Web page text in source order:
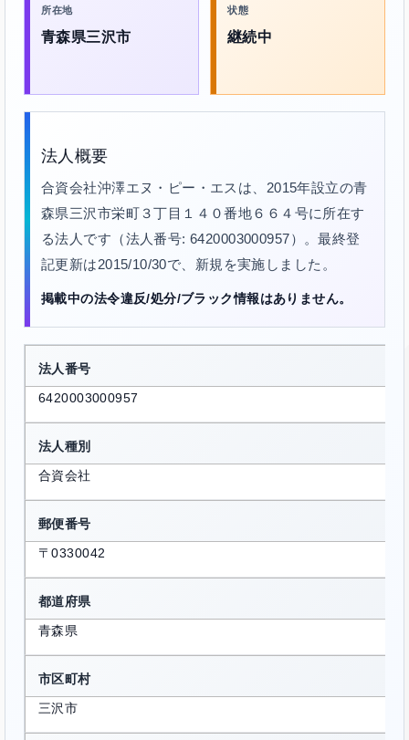
所在地
青森県三沢市
状態
継続中
法人概要
合資会社沖澤エヌ・ピー・エスは、2015年設立の青
森県三沢市栄町３丁目１４０番地６６４号に所在す
る法人です（法人番号: 6420003000957）。最終登
記更新は2015/10/30で、新規を実施しました。
掲載中の法令違反/処分/ブラック情報はありません。
法人番号
6420003000957
法人種別
合資会社
郵便番号
〒0330042
都道府県
青森県
市区町村
三沢市